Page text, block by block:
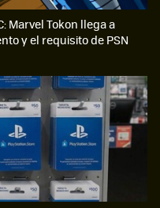
Marvel Tokon llega a
y el requisito de PSN